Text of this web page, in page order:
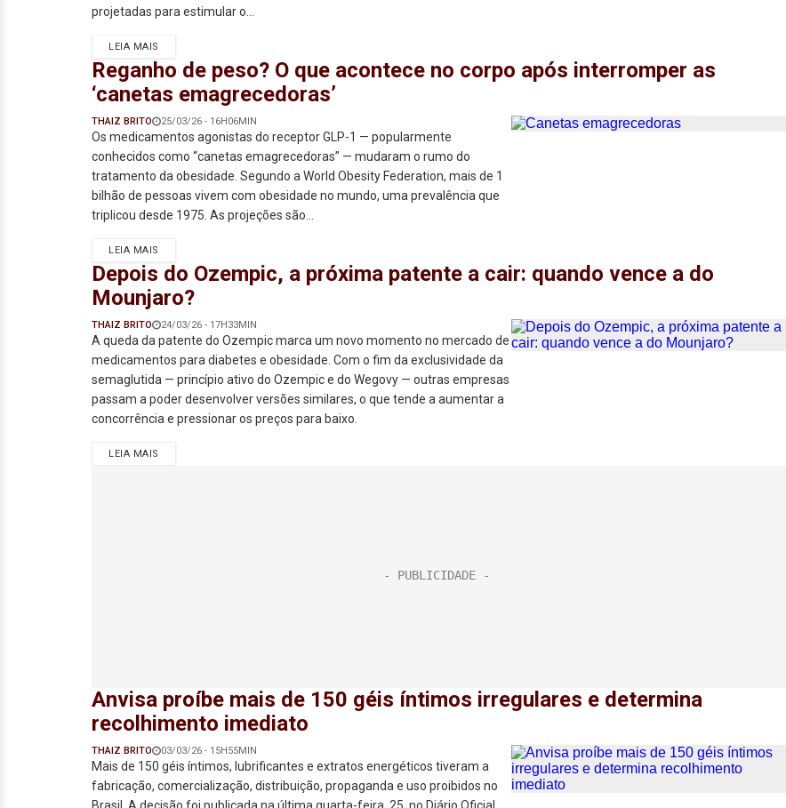
projetadas para estimular o...
LEIA MAIS
Reganho de peso? O que acontece no corpo após interromper as
‘canetas emagrecedoras’
THAIZ BRITO 25/03/26 - 16H06MIN
Os medicamentos agonistas do receptor GLP-1 — popularmente
conhecidos como “canetas emagrecedoras” — mudaram o rumo do
tratamento da obesidade. Segundo a World Obesity Federation, mais de 1
bilhão de pessoas vivem com obesidade no mundo, uma prevalência que
triplicou desde 1975. As projeções são...
LEIA MAIS
Depois do Ozempic, a próxima patente a cair: quando vence a do
Mounjaro?
THAIZ BRITO 24/03/26 - 17H33MIN
A queda da patente do Ozempic marca um novo momento no mercado de
medicamentos para diabetes e obesidade. Com o fim da exclusividade da
semaglutida — princípio ativo do Ozempic e do Wegovy — outras empresas
passam a poder desenvolver versões similares, o que tende a aumentar a
concorrência e pressionar os preços para baixo.
LEIA MAIS
Anvisa proíbe mais de 150 géis íntimos irregulares e determina
recolhimento imediato
THAIZ BRITO 03/03/26 - 15H55MIN
Mais de 150 géis íntimos, lubrificantes e extratos energéticos tiveram a
fabricação, comercialização, distribuição, propaganda e uso proibidos no